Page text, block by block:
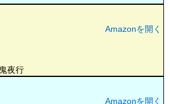
夜行
Amazonを開く
Amazonを開く